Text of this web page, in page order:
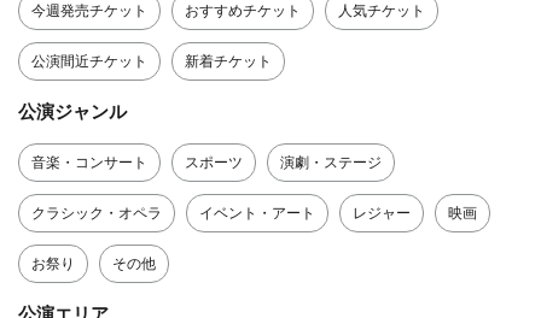
今週発売チケット おすすめチケット 人気チケット
公演間近チケット 新着チケット
公演ジャンル
音楽・コンサート スポーツ 演劇・ステージ
クラシック・オペラ イベント・アート レジャー 映画
お祭り その他